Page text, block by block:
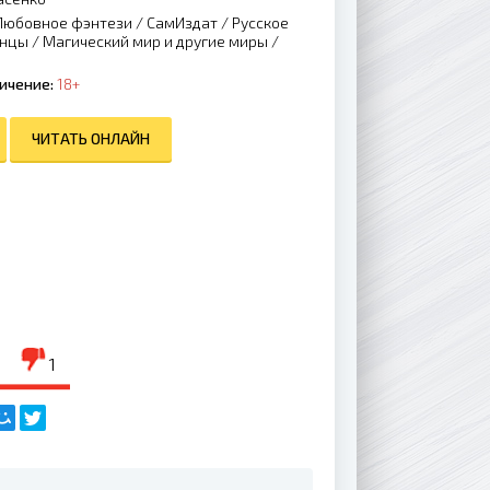
фэнтези / СамИздат / Русское
/ Магический мир и другие миры /
18+
ЧИТАТЬ ОНЛАЙН
1